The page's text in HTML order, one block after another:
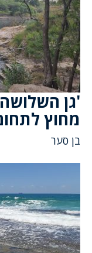
'גן
מחוץ
בן סער